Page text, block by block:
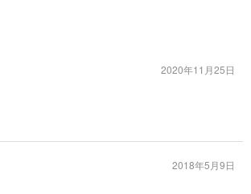
2020年11月25日
2018年5月9日